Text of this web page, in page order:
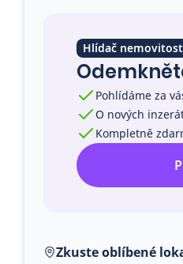
Hlídač
Pohlídáme za
O nových
Kompletně
Zkuste oblíbené